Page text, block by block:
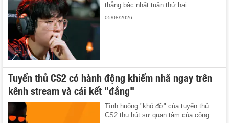
thẳng bậc nhất tuần thứ hai ...
05/08/2026
Tuyển thủ CS2 có hành động khiếm nhã ngay trên
kênh stream và cái kết "đắng"
Tình huống "khó đỡ" của tuyển thủ
CS2 thu hút sự quan tâm của cộng ...